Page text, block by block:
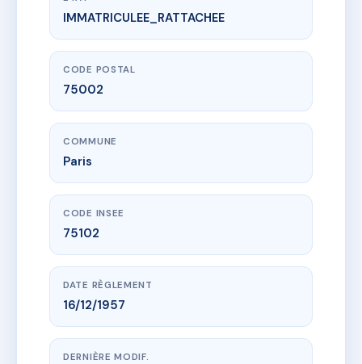
www.vme.plus/AC6418115
SDC 13/15 RUE DU CROISSANT
15 r du croissant
IMMATRICULEE_RATTACHEE
CODE POSTAL
75002
COMMUNE
Paris
CODE INSEE
75102
DATE RÈGLEMENT
16/12/1957
DERNIÈRE MODIF.